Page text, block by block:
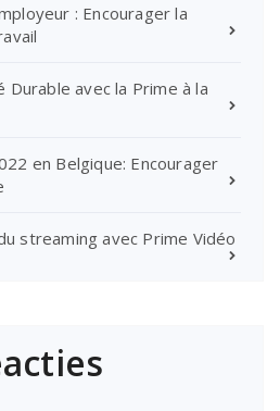
: Encourager la
avec la Prime à la
en Belgique: Encourager
streaming avec Prime Vidéo